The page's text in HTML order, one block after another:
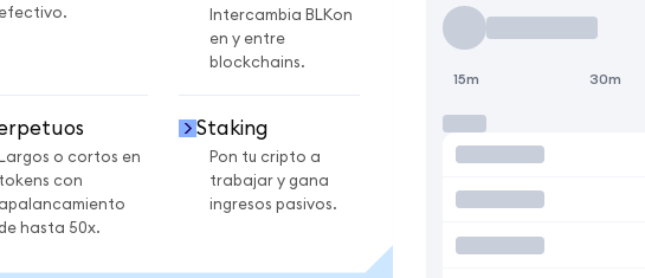
efectivo.
Intercambia BLKon
en y entre
blockchains.
Largos o cortos en
tokens con
apalancamiento
de hasta 50x.
Staking
Pon tu cripto a
trabajar y gana
ingresos pasivos.
15m 30m